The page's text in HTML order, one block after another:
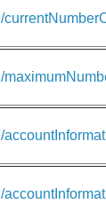
/
/
/
/